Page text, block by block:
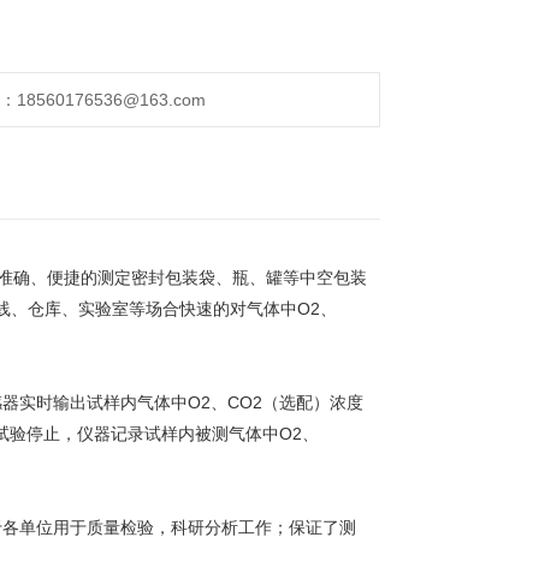
18560176536@163.com
确、便捷的测定密封包装袋、瓶、罐等中空包装
仓库、实验室等场合快速的对气体中O2、
实时输出试样内气体中O2、CO2（选配）浓度
停止，仪器记录试样内被测气体中O2、
单位用于质量检验，科研分析工作；保证了测